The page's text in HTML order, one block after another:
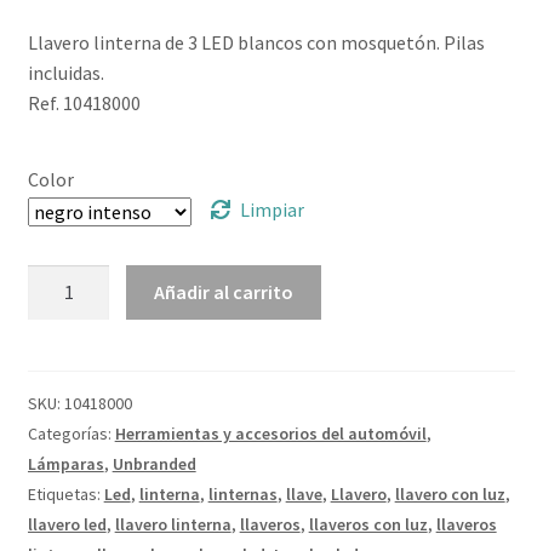
Llavero linterna de 3 LED blancos con mosquetón. Pilas
incluidas.
Ref. 10418000
Color
Limpiar
"Astro"
cantidad
Añadir al carrito
SKU: 10418000
Categorías: Herramientas y accesorios del automóvil,
Lámparas, Unbranded
Etiquetas: Led, linterna, linternas, llave, Llavero, llavero con luz,
llavero led, llavero linterna, llaveros, llaveros con luz, llaveros